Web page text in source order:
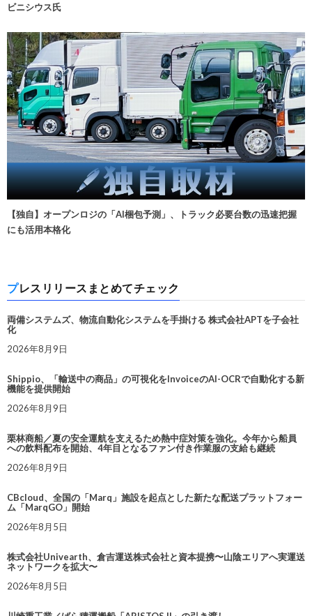
ビニシウス氏
【独自】オープンロジの「AI梱包予測」、トラック必要台数の迅速把握
にも活用本格化
プレスリリースまとめてチェック
両備システムズ、物流自動化システムを手掛ける 株式会社APTを子会社
化
2026年8月9日
Shippio、「輸送中の商品」の可視化をInvoiceのAI-OCRで自動化する新
機能を提供開始
2026年8月9日
栗林商船／夏の安全運航を支えるため熱中症対策を強化。今年から船員
への飲料配布を開始、4年目となるファン付き作業服の支給も継続
2026年8月9日
CBcloud、全国の「Marq」施設を起点とした新たな配送プラットフォー
ム「MarqGO」開始
2026年8月5日
株式会社Univearth、倉吉運送株式会社と資本提携〜山陰エリアへ実運送
ネットワークを拡大〜
2026年8月5日